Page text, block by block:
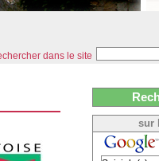
dans le site
sur